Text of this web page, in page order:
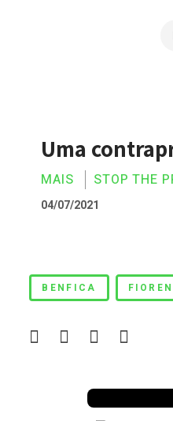
Uma
MAIS STOP THE
04/07/2021
Uma
BENFICA